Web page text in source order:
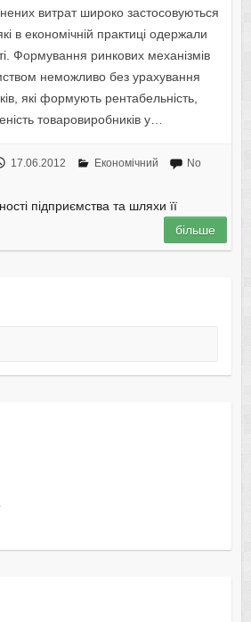
витрат широко застосовуються
в економічній практиці одержали
Формування ринкових механізмів
неможливо без урахування
які формують рентабельність,
товаровиробників у…
17.06.2012 Економічний
No
підприємства та шляхи її
більше